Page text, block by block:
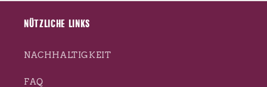
NÜTZLICHE LINKS
NACHHALTIGKEIT
FAQ